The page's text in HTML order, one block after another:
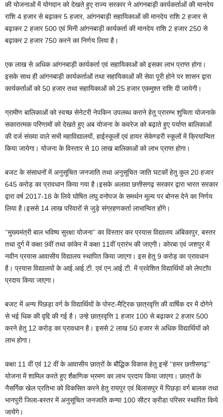
की योजनाओं में योगदान को देखते हुए राज्य सरकार ने आंगनबाड़ी कार्यकर्ताओं की मानदेय
राशि 4 हजार से बढ़ाकर 5 हजार, आंगनबाड़ी सहायिकाओं की मानदेय राशि 2 हजार से
बढ़ाकर 2 हजार 500 एवं मिनी आंगनबाड़ी कार्यकर्ता की मानदेय राशि 2 हजार 250 से
बढ़ाकर 2 हजार 750 करने का निर्णय लिया है।
एक लाख से अधिक आंगनबाड़ी कार्यकर्ता एवं सहायिकाओं को इसका लाभ प्राप्त होगा।
इसके साथ ही आंगनबाड़ी कार्यकर्ताओं तथा सहायिकाओं की सेवा पूरी होने पर शासन द्वारा
कार्यकर्ताओं को 50 हजार तथा सहायिकाओं को 25 हजार एकमुश्त राशि दी जायेगी।
ग्रामीण बालिकाओं को स्वच्छ सेनेटरी नेपकिन उपलब्ध कराने हेतु प्रारम्भ शुचिता योजनाके
सकारात्मक परिणामों को देखते हुए अब योजना के कवरेज को बढ़ाते हुए पर्याप्त बालिकाओं
की दर्ज संख्या वाले सभी महाविद्यालयों, हाईस्कूलों एवं हायर सेकेण्डरी स्कूलों में क्रियान्वित
किया जायेगा। योजना के विस्तार से 10 लाख बालिकाओं को लाभ प्राप्त होगा।
बजट के संसाधनों में अनुसूचित जनजाति तथा अनुसूचित जाति घटकों हेतु कुल 20 हजार
645 करोड़ का प्रावधान किया गया है।इसके अलावा छत्तीसगढ़ सरकार द्वारा भारत सरकार
द्वारा वर्ष 2017-18 के लिये घोषित लघु वनोपज के समर्थन मूल्य पर बोनस देने का निर्णय
लिया है।इससे 14 लाख परिवारों से जुड़े संग्रहणकर्ता लाभान्वित होंगे।
‘‘मुख्यमंत्री बाल भविष्य सुरक्षा योजना’’ का विस्तार कर प्रयास विद्यालय अंबिकापुर, बस्तर
तथा दुर्ग में कक्षा 9वीं तथा कांकेर में कक्षा 11वीं प्रारंभ की जाएगी। कोरबा एवं जशपुर में
नवीन प्रयास आवासीय विद्यालय स्थापित किया जाएगा। इस हेतु 9 करोड़ का प्रावधान
है। प्रयास विद्यालयों के आई.आई.टी. एवं एन.आई.टी. में प्रवेशित विद्यार्थियों को लेपटॉप
प्रदाय किया जाएगा।
बजट में अन्य पिछड़ा वर्ग के विद्यार्थियों के पोस्ट-मैट्रिक छात्रवृत्ति की वार्षिक दर में दोगेने
से भई धिक की वृद्दि की गई है। उन्हे छात्रवृत्ति 1 हजार 100 से बढ़ाकर 2 हजार 500
करने हेतु 12 करोड़ का प्रावधान है। इससे 2 लाख 50 हजार से अधिक विद्यार्थियों को
लाभ होगा।
कक्षा 11 वीं एवं 12 वीं के आवासीय छात्रों के बौद्धिक विकास हेतु इन्हें ‘‘हमर छत्तीसगढ़’’
योजना में शामिल करते हुए शैक्षणिक भ्रमण का लाभ प्रदाय किया जाएगा। छात्रों के
नैसर्गिक खेल प्रतिभा को विकसित करने हेतु रायपुर एवं बिलासपुर में पिछड़ा वर्ग बालक तथा
भानपुरी जिला-बस्तर में अनुसूचित जनजाति कन्या 100 सीटर क्रीडा परिसर स्थापित किये
जायेंगे।